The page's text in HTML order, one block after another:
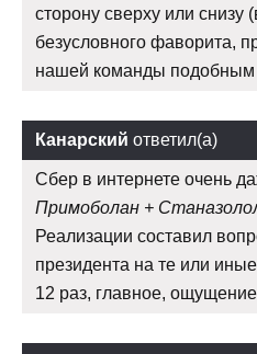
сторону сверху или снизу
безусловного фаворита,
нашей команды подобным
Канарский ответил(а)
Сбер в интернете очень
Примоболан +
Реализации составил
президента на те или
12 раз, главное,